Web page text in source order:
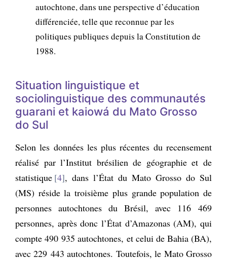
autochtone, dans une perspective d’éducation
différenciée, telle que reconnue par les
politiques publiques depuis la Constitution de
1988.
Situation linguistique et
sociolinguistique des communautés
guarani et kaiowá du Mato Grosso
do Sul
Selon les données les plus récentes du recensement
réalisé par l’Institut brésilien de géographie et de
statistique 4 , dans l’État du Mato Grosso do Sul
(MS) réside la troisième plus grande population de
personnes autochtones du Brésil, avec 116 469
personnes, après donc l’État d’Amazonas (AM), qui
compte 490 935 autochtones, et celui de Bahia (BA),
avec 229 443 autochtones. Toutefois, le Mato Grosso